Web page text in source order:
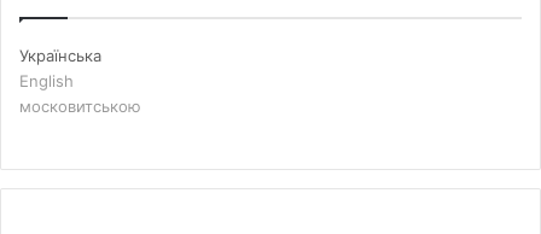
Українська
English
московитською